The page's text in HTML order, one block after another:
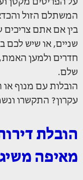
המשתלם הזול
בין אם אתם צריכים
שניים, או שיש לכם
חדרים ולמען
שלם.
הובלות עם מנוף
עקרון? התקשרו
הובלת
מאיפה